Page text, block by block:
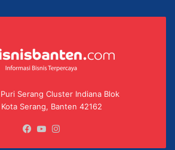
Serang Cluster Indiana Blok
Kota Serang, Banten 42162
Facebook
YouTube